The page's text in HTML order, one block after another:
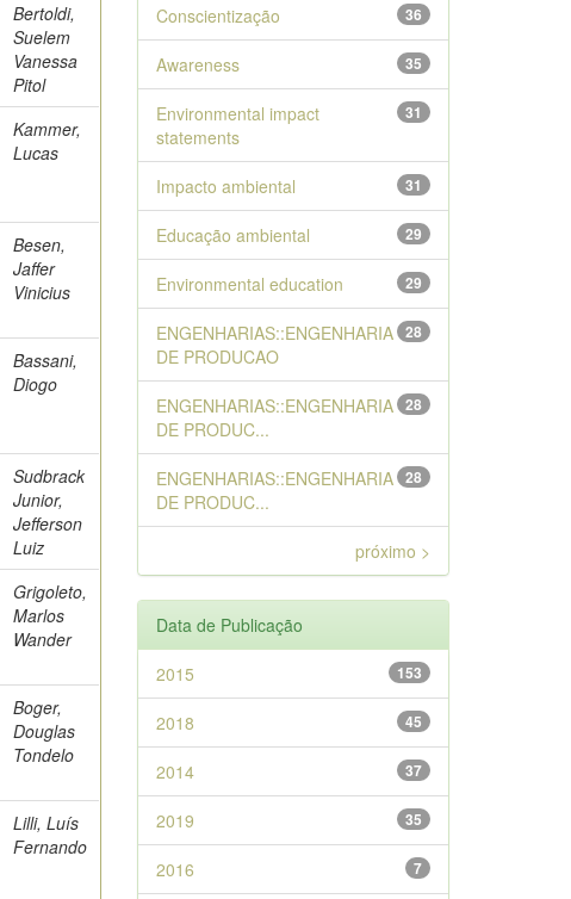
Bertoldi,
Suelem
Vanessa
Pitol
Kammer,
Lucas
Besen,
Jaffer
Vinicius
Bassani,
Diogo
Sudbrack
Junior,
Jefferson
Luiz
Grigoleto,
Marlos
Wander
Boger,
Douglas
Tondelo
Lilli, Luís
Fernando
36
Conscientização
35
Awareness
31
Environmental impact
statements
31
Impacto ambiental
29
Educação ambiental
29
Environmental education
28
ENGENHARIAS::ENGENHARIA
DE PRODUCAO
28
ENGENHARIAS::ENGENHARIA
DE PRODUC...
28
ENGENHARIAS::ENGENHARIA
DE PRODUC...
próximo >
Data de Publicação
153
2015
45
2018
37
2014
35
2019
7
2016